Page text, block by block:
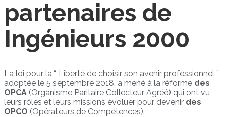
partenaires de
Ingénieurs 2000
La loi pour la “ Liberté de choisir son avenir professionnel ”
adoptée le 5 septembre 2018, a mené à la réforme des
OPCA (Organisme Paritaire Collecteur Agréé) qui ont vu
leurs rôles et leurs missions évoluer pour devenir des
OPCO (Opérateurs de Compétences).